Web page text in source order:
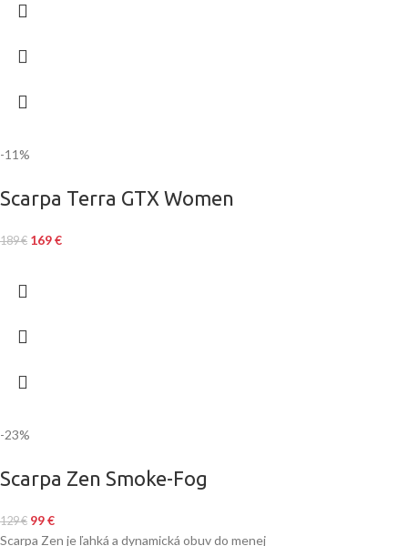
-11%
Scarpa Terra GTX Women
189€ 169€
-23%
Scarpa Zen Smoke-Fog
129€ 99€
Scarpa Zen je ľahká a dynamická obuv do menej